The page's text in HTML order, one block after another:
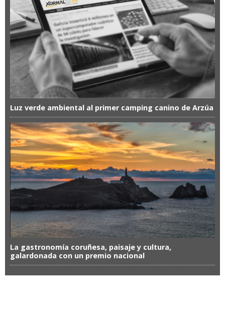
Luz verde ambiental al primer camping canino de Arzúa
La gastronomía coruñesa, paisaje y cultura,
galardonada con un premio nacional